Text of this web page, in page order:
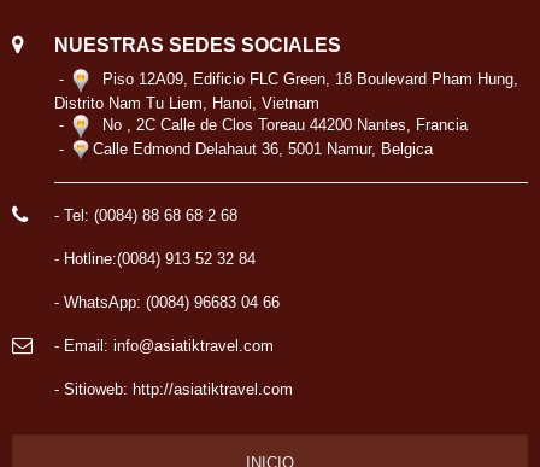
NUESTRAS SEDES SOCIALES
-
Piso 12A09, Edificio FLC Green, 18 Boulevard Pham Hung,
Distrito Nam Tu Liem, Hanoi, Vietnam
-
No , 2C Calle de Clos Toreau 44200 Nantes, Francia
-
Calle Edmond Delahaut 36, 5001 Namur, Belgica
- Tel: (0084) 88 68 68 2 68
- Hotline:(0084) 913 52 32 84
- WhatsApp: (0084) 96683 04 66
- Email: info@asiatiktravel.com
- Sitioweb: http://asiatiktravel.com
INICIO